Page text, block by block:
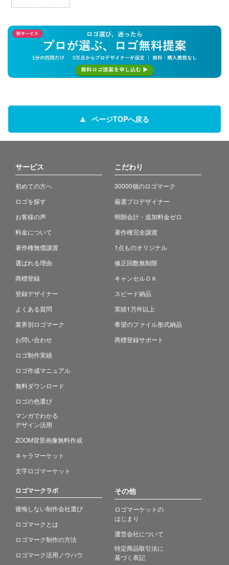
ページTOPへ戻る
サービス
初めての方へ
ロゴを探す
お客様の声
料金について
著作権無償譲渡
選ばれる理由
商標登録
登録デザイナー
よくある質問
業界別ロゴマーク
お問い合わせ
ロゴ制作実績
ロゴ作成マニュアル
無料ダウンロード
ロゴの色選び
マンガでわかる
デザイン活用
ZOOM背景画像無料作成
キャラマーケット
文字ロゴマーケット
こだわり
30000個のロゴマーク
厳選プロデザイナー
明朗会計・追加料金ゼロ
著作権完全譲渡
1点ものオリジナル
修正回数無制限
キャンセルＯＫ
スピード納品
実績1万件以上
希望のファイル形式納品
商標登録サポート
ロゴマークラボ
後悔しない制作会社選び
ロゴマークとは
ロゴマーク制作の方法
ロゴマーク活用ノウハウ
その他
ロゴマーケットの
はじまり
運営会社について
特定商品取引法に
基づく表記